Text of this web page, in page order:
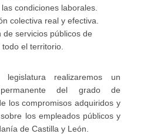
condiciones laborales.
colectiva real y efectiva.
de servicios públicos de
el territorio.
legislatura realizaremos un
permanente del grado de
los compromisos adquiridos y
los empleados públicos y
de Castilla y León.